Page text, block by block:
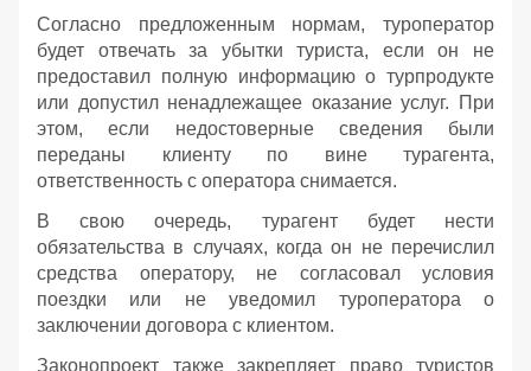
Согласно предложенным нормам, туроператор
будет отвечать за убытки туриста, если он не
предоставил полную информацию о турпродукте
или допустил ненадлежащее оказание услуг. При
этом, если недостоверные сведения были
переданы клиенту по вине турагента,
ответственность с оператора снимается.
В свою очередь, турагент будет нести
обязательства в случаях, когда он не перечислил
средства оператору, не согласовал условия
поездки или не уведомил туроператора о
заключении договора с клиентом.
Законопроект также закрепляет право туристов